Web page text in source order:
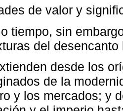
de valor y
tiempo, sin
del
desde los
de la
y los mercados; y